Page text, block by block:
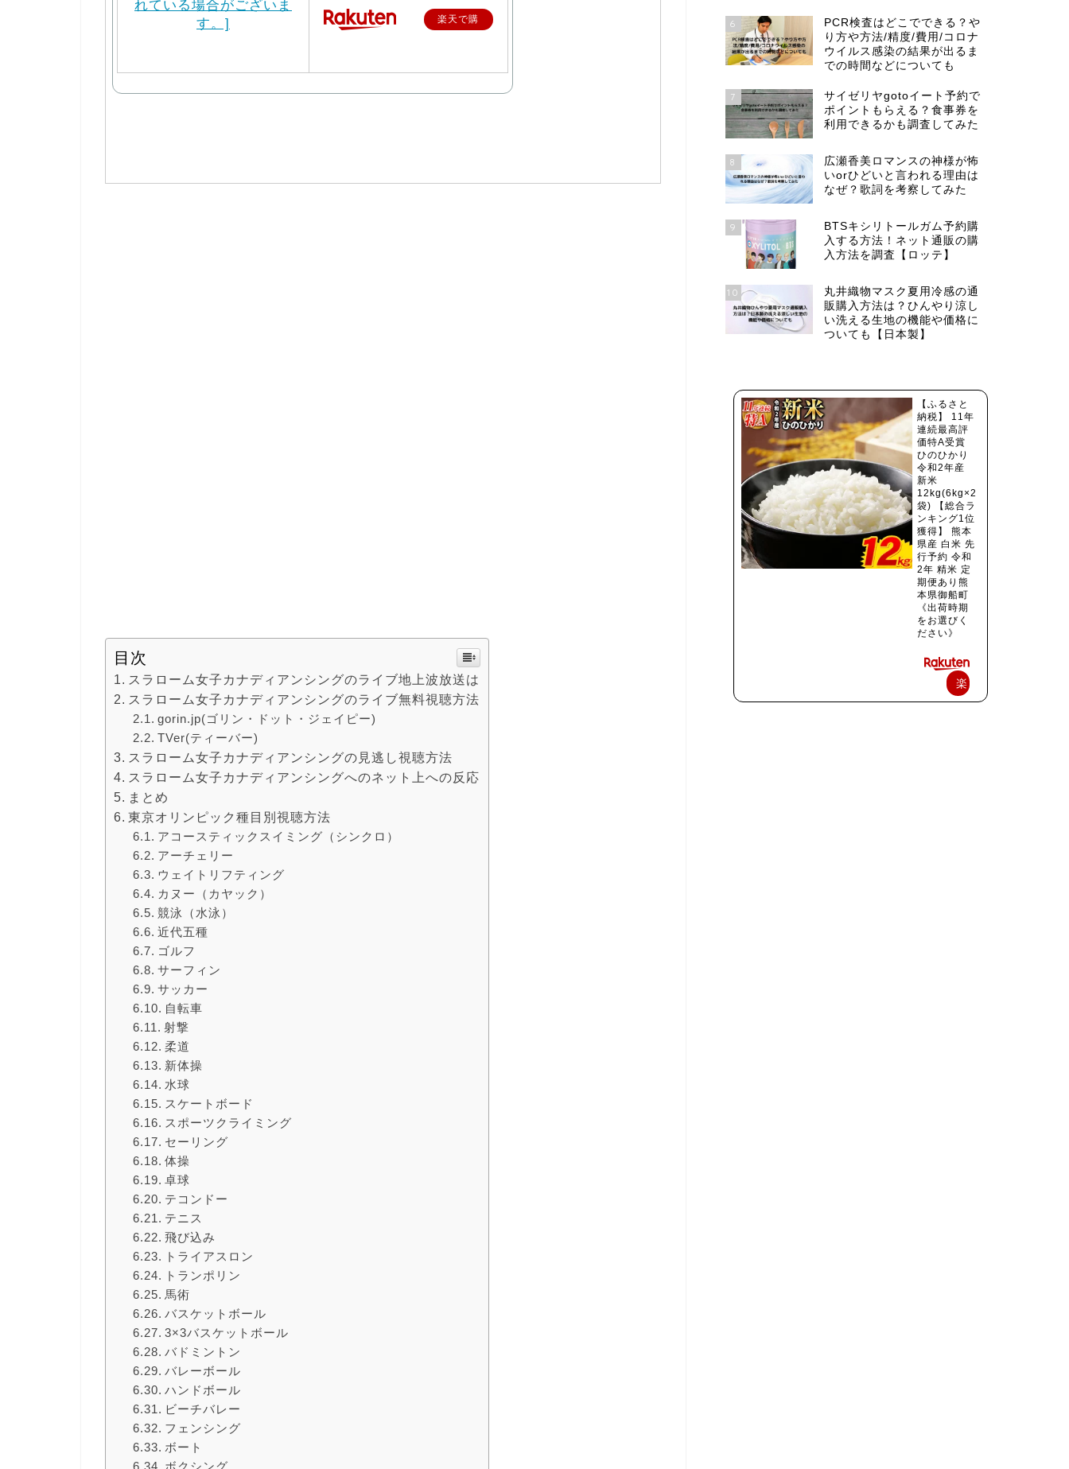
楽天で購
目次
スラローム女子カナディアンシングのライブ地上波放送は
スラローム女子カナディアンシングのライブ無料視聴方法
gorin.jp(ゴリン・ドット・ジェイピー)
TVer(ティーバー)
スラローム女子カナディアンシングの見逃し視聴方法
スラローム女子カナディアンシングへのネット上への反応
まとめ
東京オリンピック種目別視聴方法
アコースティックスイミング（シンクロ）
アーチェリー
ウェイトリフティング
カヌー（カヤック）
競泳（水泳）
近代五種
ゴルフ
サーフィン
サッカー
自転車
射撃
柔道
新体操
水球
スケートボード
スポーツクライミング
セーリング
体操
卓球
テコンドー
テニス
飛び込み
トライアスロン
トランポリン
馬術
バスケットボール
3×3バスケットボール
バドミントン
バレーボール
ハンドボール
ビーチバレー
フェンシング
ボート
6
PCR検査はどこでできる？や
り方や方法/精度/費用/コロナ
ウイルス感染の結果が出るま
での時間などについても
7
サイゼリヤgotoイート予約で
ポイントもらえる？食事券を
利用できるかも調査してみた
8
広瀬香美ロマンスの神様が怖
いorひどいと言われる理由は
なぜ？歌詞を考察してみた
9
BTSキシリトールガム予約購
入する方法！ネット通販の購
入方法を調査【ロッテ】
10
丸井織物マスク夏用冷感の通
販購入方法は？ひんやり涼し
い洗える生地の機能や価格に
ついても【日本製】
【ふるさと
納税】 11年
連続最高評
価特A受賞
ひのひかり
令和2年産
新米
12kg(6kg×2
袋) 【総合ラ
ンキング1位
獲得】 熊本
県産 白米 先
行予約 令和
2年 精米 定
期便あり熊
本県御船町
《出荷時期
をお選びく
ださい》
楽